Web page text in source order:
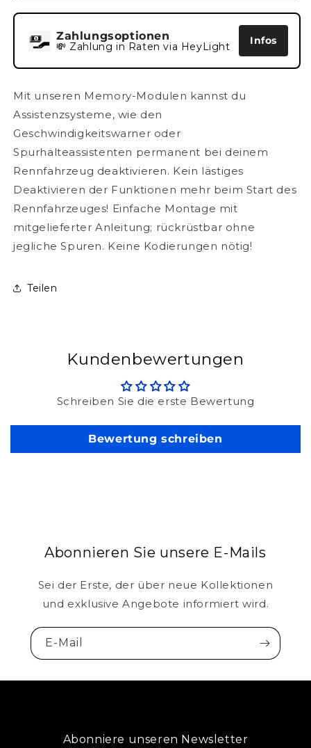
Zahlungsoptionen
💸 Zahlung in Raten via HeyLight Infos
Mit unseren Memory-Modulen kannst du
Assistenzsysteme, wie den
Geschwindigkeitswarner oder
Spurhalteassistenten permanent bei deinem
Rennfahrzeug deaktivieren. Kein lästiges
Deaktivieren der Funktionen mehr beim Start des
Rennfahrzeuges! Einfache Montage mit
mitgelieferter Anleitung; rückrüstbar ohne
jegliche Spuren. Keine Kodierungen nötig!
Teilen
Kundenbewertungen
Schreiben Sie die erste Bewertung
Bewertung schreiben
Abonnieren Sie unsere E-Mails
Sei der Erste, der über neue Kollektionen
und exklusive Angebote informiert wird.
E-Mail
Abonniere unseren Newsletter